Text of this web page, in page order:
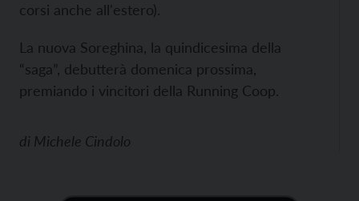
corsi anche all'estero).
La nuova Soreghina, la quindicesima della
“saga”, debutterà domenica prossima,
premiando i vincitori della Running Coop.
di Michele Cindolo